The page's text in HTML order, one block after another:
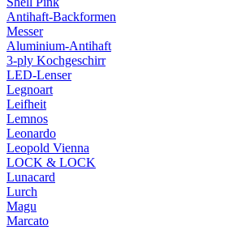
Antihaft-Backformen
Messer
Aluminium-Antihaft
3-ply Kochgeschirr
LED-Lenser
Legnoart
Leifheit
Lemnos
Leonardo
Leopold Vienna
LOCK & LOCK
Lunacard
Lurch
Magu
Marcato